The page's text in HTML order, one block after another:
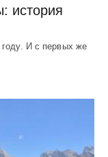
история
И с первых же